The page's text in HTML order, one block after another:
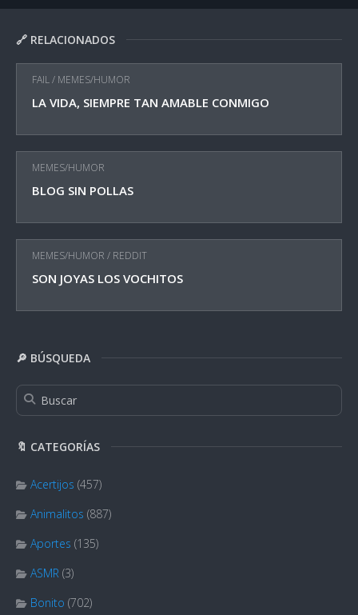
🔗 RELACIONADOS
FAIL/ MEMES/HUMOR
LA VIDA, SIEMPRE TAN AMABLE CONMIGO
MEMES/HUMOR
BLOG SIN POLLAS
MEMES/HUMOR / REDDIT
SON JOYAS LOS VOCHITOS
🔎 BÚSQUEDA
🔖 CATEGORÍAS
Acertijos (457)
Animalitos (887)
Aportes (135)
ASMR (3)
Bonito (702)